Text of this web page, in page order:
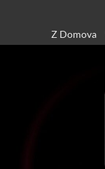
content
Z Domova